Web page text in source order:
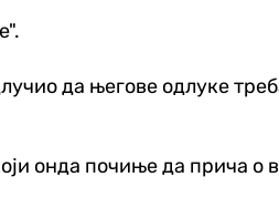
да његове одлуке
онда почиње да прича